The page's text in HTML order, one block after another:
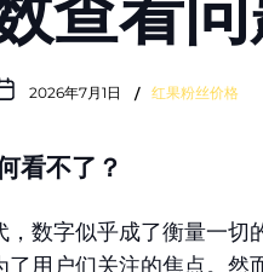
2026年7月1日 红果粉丝价格
看不了？
，数字似乎成了衡量一
了用户们关注的焦点。